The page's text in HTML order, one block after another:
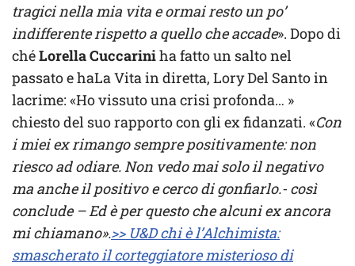
tragici nella mia vita e ormai resto un po’
indifferente rispetto a quello che accade». Dopo di
chéLorella Cuccariniha fatto un salto nel
passato e haLa Vita in diretta, Lory Del Santo in
lacrime: «Ho vissuto una crisi profonda… »
chiesto del suo rapporto con gli ex fidanzati. «Con
i miei ex rimango sempre positivamente: non
riesco ad odiare. Non vedo mai solo il negativo
ma anche il positivo e cerco di gonfiarlo.- così
conclude – Ed è per questo che alcuni ex ancora
mi chiamano».>> U&D chi è l’Alchimista:
smascherato il corteggiatore misterioso di